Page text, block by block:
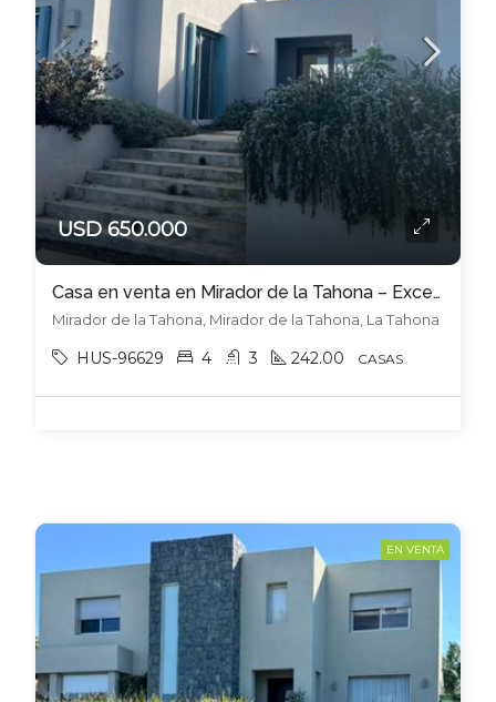
USD 650.000
Casa en venta en Mirador de la Tahona – Excepcional gusto y diseño
Mirador de la Tahona, Mirador de la Tahona, La Tahona
HUS-96629 4 3 242.00 CASAS
EN VENTA